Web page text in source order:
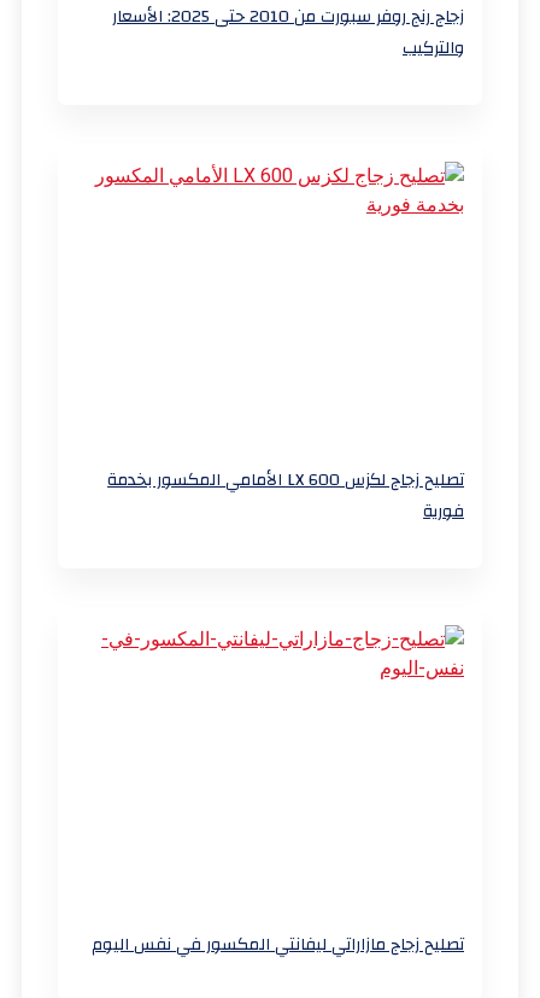
زجاج رنج روفر سبورت من 2010 حتى 2025: الأسعار
والتركيب
تصليح زجاج لكزس LX 600 الأمامي المكسور بخدمة
فورية
تصليح زجاج مازاراتي ليفانتي المكسور في نفس اليوم